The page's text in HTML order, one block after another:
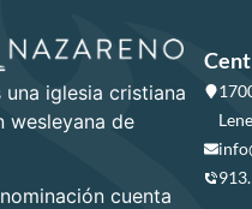
iglesia cristiana
wesleyana de
cuenta